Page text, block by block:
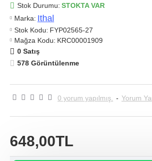
Stok Durumu: STOKTA VAR
Marka: Ithal
Stok Kodu: FYP02565-27
Mağza Kodu: KRC00001909
0 Satış
578 Görüntülenme
0 yorum yapılmış. - Yorum
648,00TL